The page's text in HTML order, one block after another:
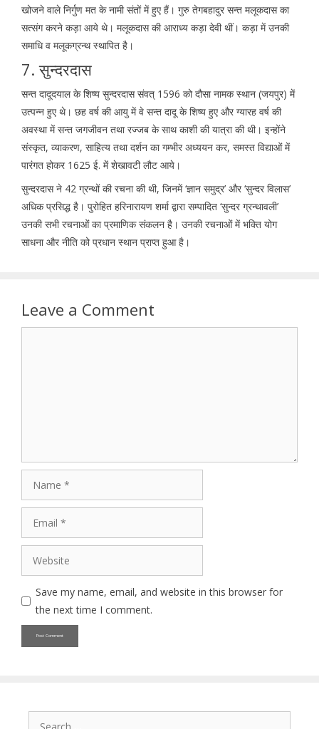
खोजने वाले निर्गुण मत के नामी संतों में हुए हैं। गुरु तेगबहादुर सन्त मलूकदास का
सत्संग करने कड़ा आये थे। मलूकदास की आराध्य कड़ा देवी थीं। कड़ा में उनकी
समाधि व मलूकग्रन्थ स्थापित है।
7. सुन्दरदास
सन्त दादूदयाल के शिष्य सुन्दरदास संवत् 1596 को दौसा नामक स्थान (जयपुर) में
उत्पन्न हुए थे। छह वर्ष की आयु में वे सन्त दादू के शिष्य हुए और ग्यारह वर्ष की
अवस्था में सन्त जगजीवन तथा रज्जब के साथ काशी की यात्रा की थी। इन्होंने
संस्कृत, व्याकरण, साहित्य तथा दर्शन का गम्भीर अध्ययन कर, समस्त विद्याओं में
पारंगत होकर 1625 ई. में शेखावटी लौट आये।
सुन्दरदास ने 42 ग्रन्थों की रचना की थी, जिनमें ‘ज्ञान समुद्र’ और ‘सुन्दर विलास’
अधिक प्रसिद्ध है। पुरोहित हरिनारायण शर्मा द्वारा सम्पादित ‘सुन्दर ग्रन्थावली’
उनकी सभी रचनाओं का प्रमाणिक संकलन है। उनकी रचनाओं में भक्ति योग
साधना और नीति को प्रधान स्थान प्राप्त हुआ है।
Leave a Comment
Website
Save my name, email, and website in this browser for
the next time I comment.